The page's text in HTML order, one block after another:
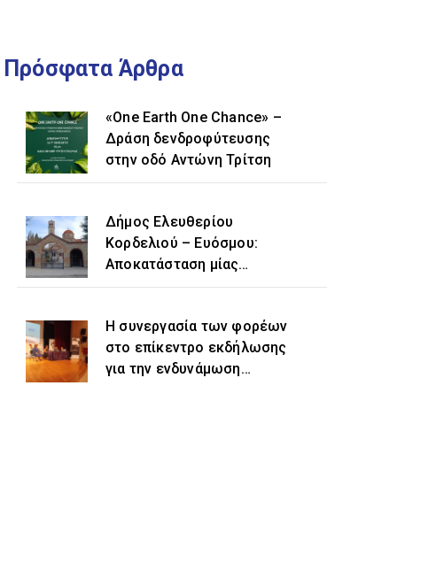
Πρόσφατα Άρθρα
«One Earth One Chance» –
Δράση δενδροφύτευσης
στην οδό Αντώνη Τρίτση
Δήμος Ελευθερίου
Κορδελιού – Ευόσμου:
Αποκατάσταση μίας
ιστορικής αδικίας η
«Ελευθέριο» στην
ονομασία του δήμου
Η συνεργασία των φορέων
στο επίκεντρο εκδήλωσης
για την ενδυνάμωση